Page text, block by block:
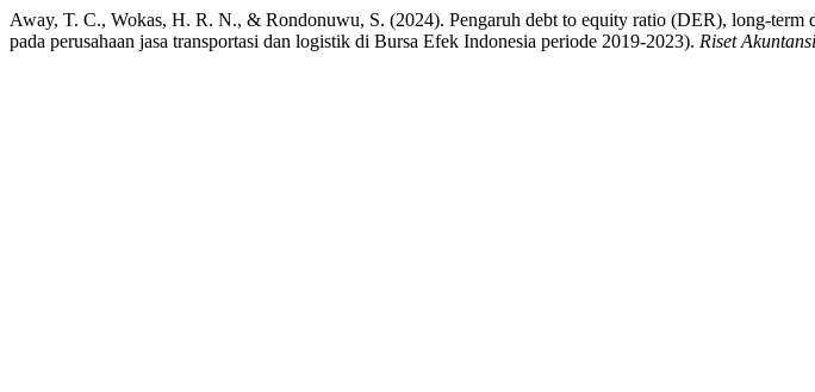
Away, T. C., Wokas, H. R. N., & Rondonuwu, S. (2024). Pengaruh debt to equity ratio (DER), long-term
pada perusahaan jasa transportasi dan logistik di Bursa Efek Indonesia periode 2019-2023). Riset